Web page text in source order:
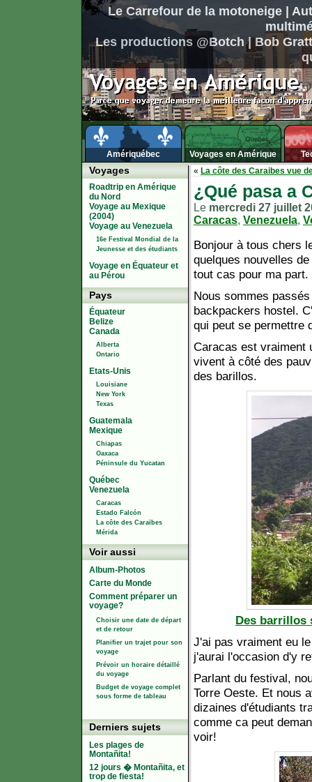
Le Carrefour de la motoneige |
Les productions @Botch|Bob
Amériquébec Voyages en Amérique
« La côte des Caraibes vue
¿Qué pasa a
Le mercredi 27 juillet
Caracas, Venezuela,
Bonjour à tous chers
quelques nouvelles
tout cas pour ma part.
Nous sommes
backpackers hostel.
qui peut se permettre
Caracas est vraiment
vivent à côté des
des barillos.
Des barrillos
J'ai pas vraiment eu
j'aurai l'occasion d'y
Parlant du festival,
Torre Oeste. Et nous
dizaines d'étudiants
comme ca peut
voir!
Voyages
Roadtrip en Amérique
du Nord
Voyage au Mexique
(2004)
Voyage au Venezuela
16e Festival Mondial de la
Jeunesse et des étudiants
Voyage en Équateur et
au Pérou
Pays
Équateur
Belize
Canada
Alberta
Ontario
Etats-Unis
Louisiane
New York
Texas
Guatemala
Mexique
Chiapas
Oaxaca
Péninsule du Yucatan
Québec
Venezuela
Caracas
Estado Falcón
La côte des Caraïbes
Mérida
Voir aussi
Album-Photos
Carte du Monde
Comment préparer un
voyage?
Choisir une date de départ
et de retour
Planifier un trajet pour son
voyage
Prévoir un horaire détaillé
du voyage
Budget de voyage complet
sous forme de tableau
Derniers sujets
Les plages de
Montañita!
12 jours � Montañita, et
trop de fiesta!